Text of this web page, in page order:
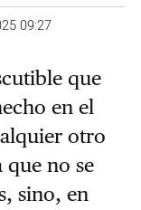
09:27
que
en el
otro
no se
sino, en